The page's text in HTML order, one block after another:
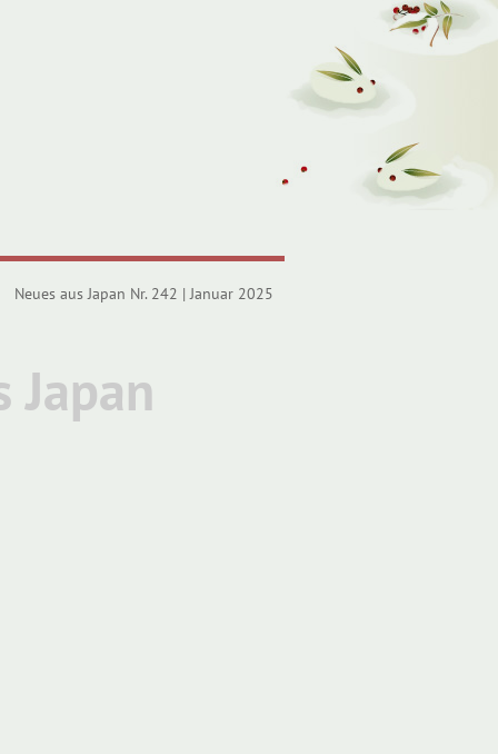
Neues aus Japan Nr. 242 | Januar 2025
Japan